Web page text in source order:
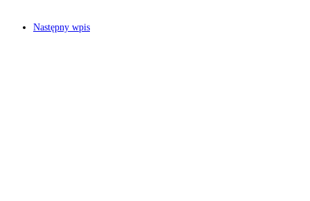
Następny wpis